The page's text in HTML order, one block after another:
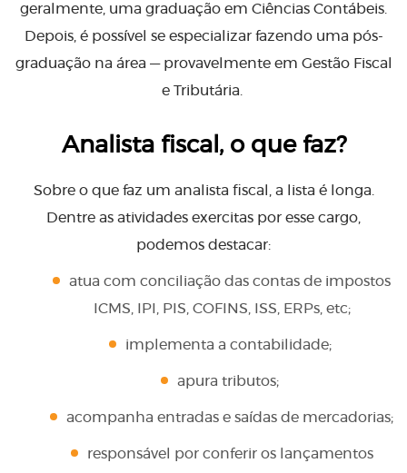
geralmente, uma graduação em Ciências Contábeis.
Depois, é possível se especializar fazendo uma pós-
graduação na área — provavelmente em Gestão Fiscal
e Tributária.
Analista fiscal, o que faz?
Sobre o que faz um analista fiscal, a lista é longa.
Dentre as atividades exercitas por esse cargo,
podemos destacar:
atua com conciliação das contas de impostos
ICMS, IPI, PIS, COFINS, ISS, ERPs, etc;
implementa a contabilidade;
apura tributos;
acompanha entradas e saídas de mercadorias;
responsável por conferir os lançamentos